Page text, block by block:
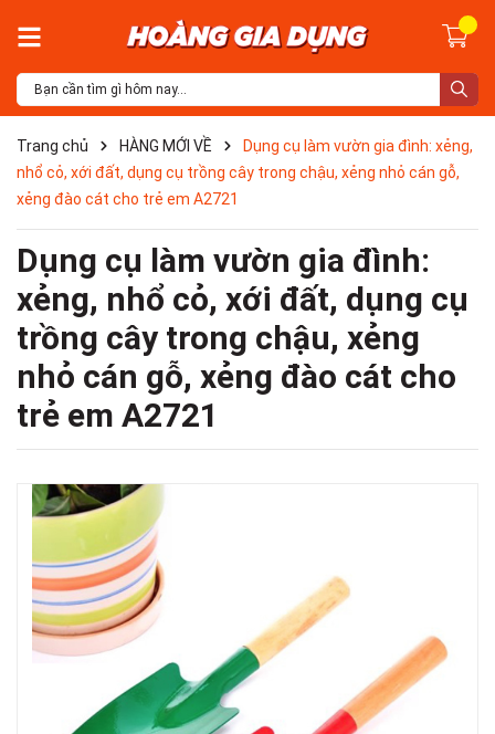
Trang chủ HÀNG MỚI VỀ
Dụng cụ làm vườn gia đình: xẻng,
nhổ cỏ, xới đất, dụng cụ trồng cây trong chậu, xẻng nhỏ cán gỗ,
xẻng đào cát cho trẻ em A2721
Dụng cụ làm vườn gia đình:
xẻng, nhổ cỏ, xới đất, dụng cụ
trồng cây trong chậu, xẻng
nhỏ cán gỗ, xẻng đào cát cho
trẻ em A2721